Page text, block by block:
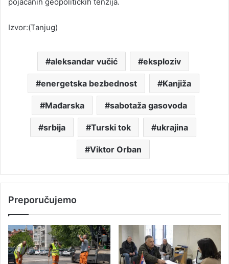
Izvor:(Tanjug)
aleksandar vučić eksploziv
energetska bezbednost Kanjiža
Mađarska sabotaža gasovoda
srbija Turski tok ukrajina
Viktor Orban
Preporučujemo